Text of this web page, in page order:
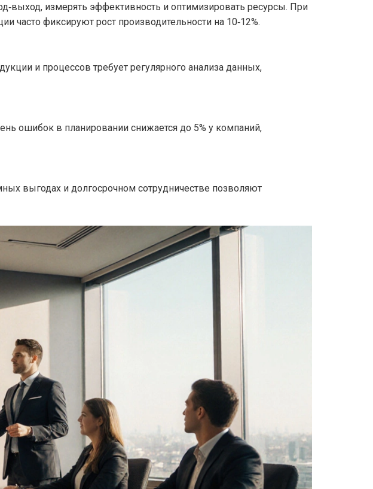
измерять эффективность и оптимизировать ресурсы. При
часто фиксируют рост производительности на 10‑12%.
и процессов требует регулярного анализа данных,
ошибок в планировании снижается до 5% у компаний,
выгодах и долгосрочном сотрудничестве позволяют